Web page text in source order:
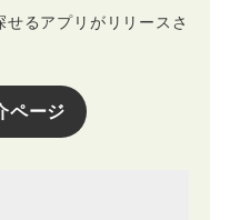
るアプリがリリースさ
ページ